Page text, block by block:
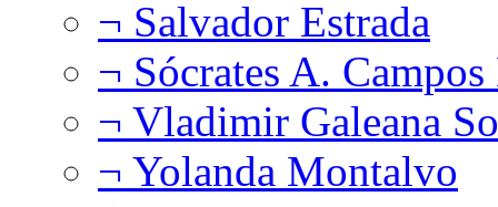
¬ Salvador Estrada
¬ Sócrates A.
¬ Vladimir Galeana
¬ Yolanda Montalvo